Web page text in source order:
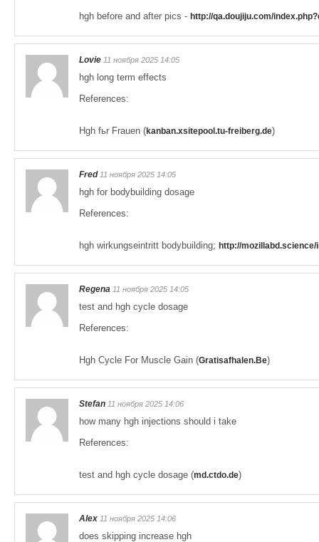
hgh before and after pics - http://qa.doujiju.com/
Lovie 11 ноября 2025 14:05
hgh long term effects
References:
Hgh fьr Frauen (kanban.xsitepool.tu-freiberg.de)
Fred11 ноября 2025 14:05
hgh for bodybuilding dosage
References:
hgh wirkungseintritt bodybuilding; http://
Regena 11 ноября 2025 14:05
test and hgh cycle dosage
References:
Hgh Cycle For Muscle Gain (Gratisafhalen.Be)
Stefan 11 ноября 2025 14:06
how many hgh injections should i take
References:
test and hgh cycle dosage (md.ctdo.de)
Alex 11 ноября 2025 14:06
does skipping increase hgh